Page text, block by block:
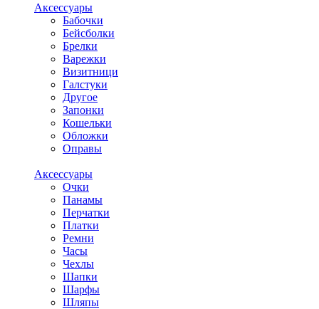
Аксессуары
Бабочки
Бейсболки
Брелки
Варежки
Визитници
Галстуки
Другое
Запонки
Кошельки
Обложки
Оправы
Аксессуары
Очки
Панамы
Перчатки
Платки
Ремни
Часы
Чехлы
Шапки
Шарфы
Шляпы